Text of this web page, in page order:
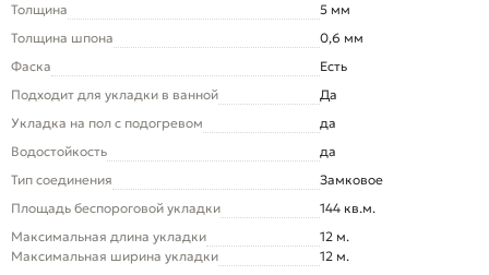
Толщина
5 мм
Толщина шпона
0,6 мм
Фаска
Есть
Подходит для укладки в ванной
Да
Укладка на пол c подогревом
да
Водостойкость
да
Тип соединения
Замковое
Площадь беспороговой укладки
144 кв.м.
Максимальная длина укладки
12 м.
Максимальная ширина укладки
12 м.